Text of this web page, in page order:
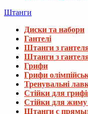
Штанги
Диски та набори
Гантелі
Штанги з
Штанги з
Грифи
Грифи
Тренувальні
Стійки для
Стійки для
Штанги с